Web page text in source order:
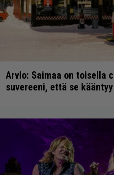
Arvio: Saimaa on toisella
suvereeni, että se